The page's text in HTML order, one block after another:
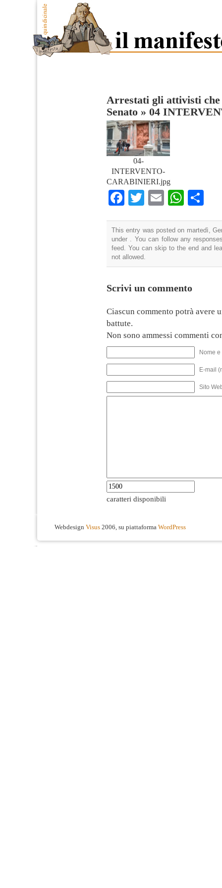
Arrestati gli attivisti
Senato » 04
04-
INTERVENTO-
CARABINIERI.jpg
Facebook
TwitterEmail
This entry was posted on martedì,
under . You can follow any
feed. You can skip to the end and
not allowed.
Scrivi un commento
Ciascun commento potrà avere
battute.
Non sono ammessi commenti
Nome
E-mail
Sito
caratteri disponibili
Webdesign Visus 2006, su piattaforma WordPress